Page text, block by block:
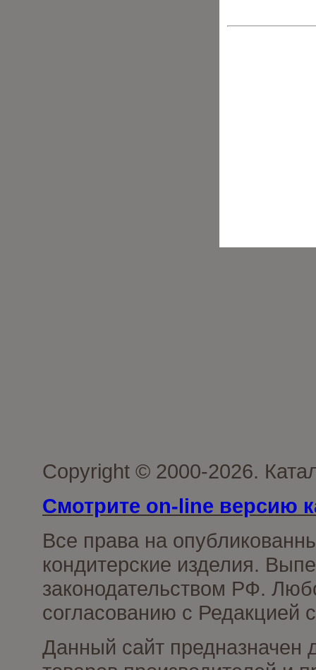
Copyright © 2000-2026.
Смотрите on-line версию
Все права на
кондитерские изделия.
законодательством РФ.
согласованию с Редакцией
Данный сайт предназначен